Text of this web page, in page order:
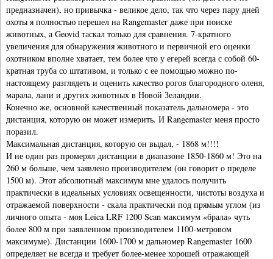
предназначен), но привычка - великое дело, так что через пару дней
охоты я полностью перешел на Rangemaster даже при поиске
животных, а Geovid таскал только для сравнения. 7-кратного
увеличения для обнаружения животного и первичной его оценки
охотником вполне хватает, тем более что у егерей всегда с собой 60-
кратная труба со штативом, и только с ее помощью можно по-
настоящему разглядеть и оценить качество рогов благородного оленя,
марала, лани и других животных в Новой Зеландии.
Конечно же, основной качественный показатель дальномера - это
дистанция, которую он может измерить. И Rangemaster меня просто
поразил.
Максимальная дистанция, которую он выдал, - 1868 м!!!!
И не один раз промерял дистанции в диапазоне 1850-1860 м! Это на
260 м больше, чем заявлено производителем (он говорит о пределе
1500 м). Этот абсолютный максимум мне удалось получить
практически в идеальных условиях освещенности, чистоты воздуха и
отражаемой поверхности - скала практически под прямым углом (из
личного опыта - моя Leica LRF 1200 Scan максимум «брала» чуть
более 800 м при заявленном производителем 1100-метровом
максимуме). Дистанции 1600-1700 м дальномер Rangemaster 1600
определяет не всегда и требует более-менее хорошей отражающей